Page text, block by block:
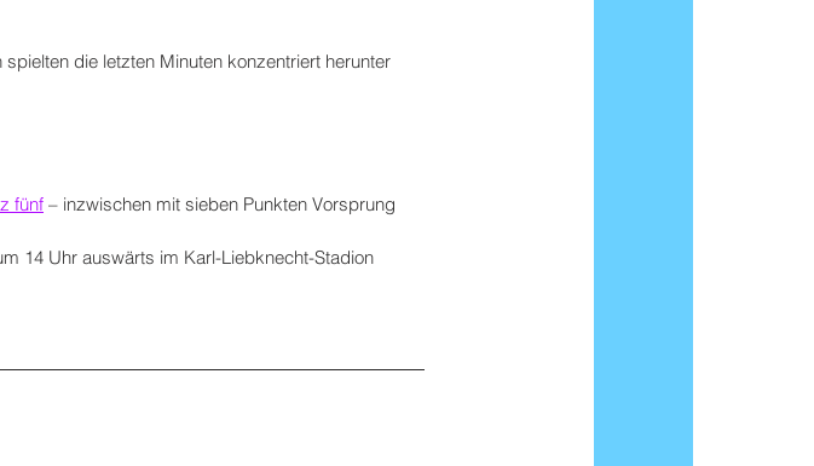
die letzten Minuten konzentriert herunter
fünf – inzwischen mit sieben Punkten Vorsprung
14 Uhr auswärts im Karl-Liebknecht-Stadion